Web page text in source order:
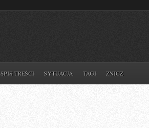
SPIS TREŚCI SYTUACJA TAGI ZNICZ